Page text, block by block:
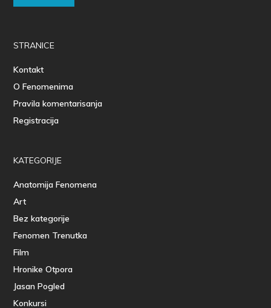
STRANICE
Kontakt
O Fenomenima
Pravila komentarisanja
Registracija
KATEGORIJE
Anatomija Fenomena
Art
Bez kategorije
Fenomen Trenutka
Film
Hronike Otpora
Jasan Pogled
Konkursi